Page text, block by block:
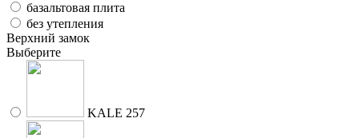
базальтовая плита
без утепления
Верхний замок
Выберите
KALE 257